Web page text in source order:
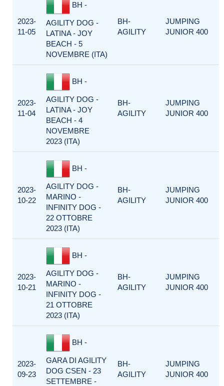
2023-
11-05
BH -
AGILITY DOG -
LATINA - JOY
BEACH - 5
NOVEMBRE (ITA)
BH-
AGILITY
JUMPING
JUNIOR 400
2023-
11-04
BH -
AGILITY DOG -
LATINA - JOY
BEACH - 4
NOVEMBRE
2023 (ITA)
BH-
AGILITY
JUMPING
JUNIOR 400
2023-
10-22
BH -
AGILITY DOG -
MARINO -
INFINITY DOG -
22 OTTOBRE
2023 (ITA)
BH-
AGILITY
JUMPING
JUNIOR 400
2023-
10-21
BH -
AGILITY DOG -
MARINO -
INFINITY DOG -
21 OTTOBRE
2023 (ITA)
BH-
AGILITY
JUMPING
JUNIOR 400
2023-
09-23
BH -
GARA DI AGILITY
DOG CSEN - 23
SETTEMBRE -
BH-
AGILITY
JUMPING
JUNIOR 400